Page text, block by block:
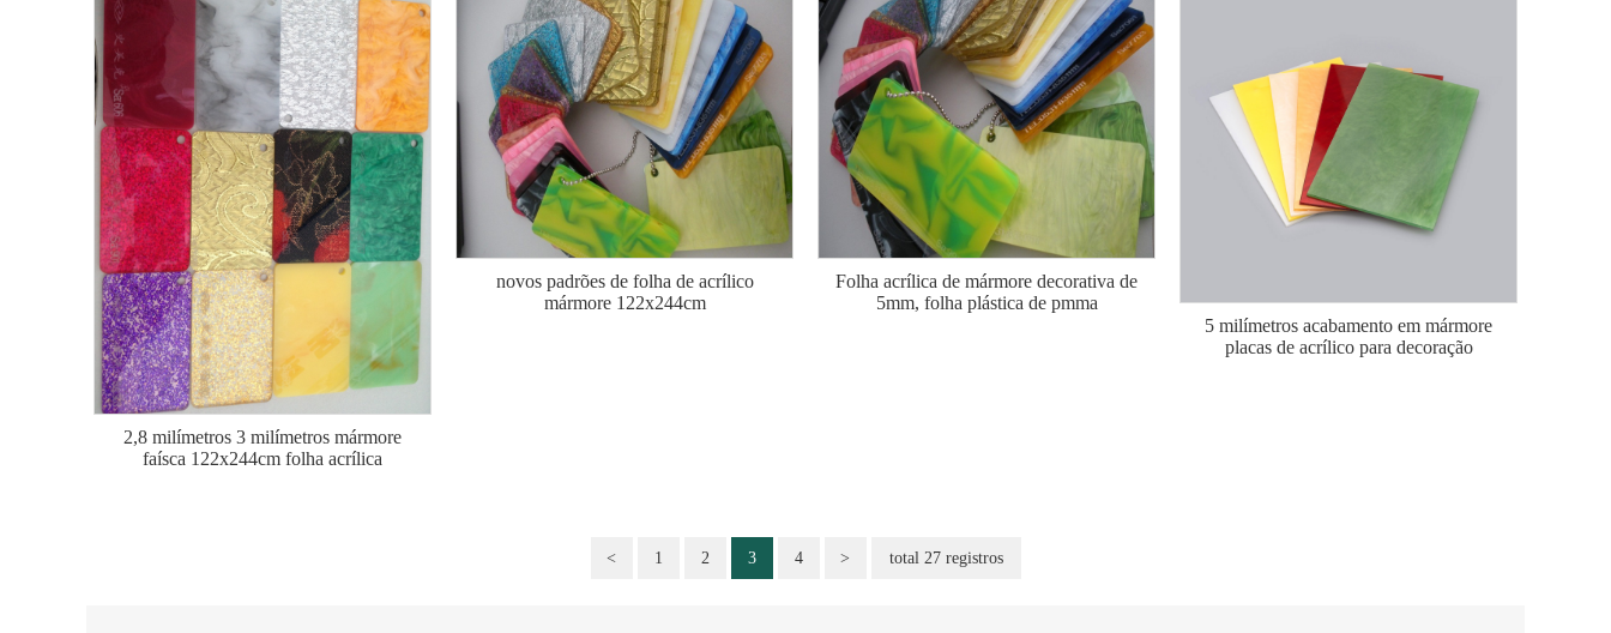
2,8 milímetros 3 milímetros mármore
faísca 122x244cm folha acrílica
novos padrões de folha de acrílico
mármore 122x244cm
Folha acrílica de mármore decorativa de
5mm, folha plástica de pmma
5 milímetros acabamento em mármore
placas de acrílico para decoração
< 1 2 3 4 > total 27 registros